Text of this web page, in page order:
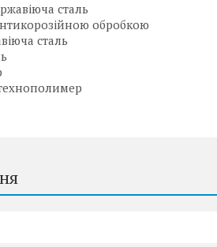
сталь
обробкою
сталь